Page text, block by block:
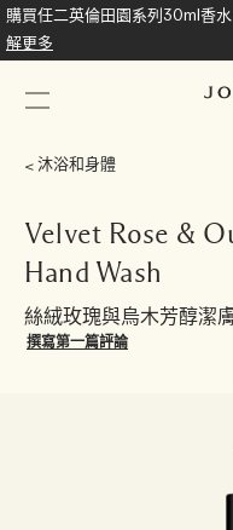
購買任二英倫田園系列30ml香
解更多
沐浴和身體
Velvet Rose &
Hand Wash
絲絨玫瑰與烏木芳醇潔
撰寫第一篇評論